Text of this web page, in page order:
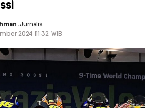
,Jurnalis
2024 |11:32 WIB